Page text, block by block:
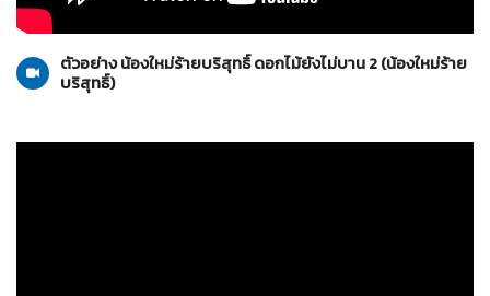
13-11-2553
ตัวอย่าง น้องใหม่ร้ายบริสุทธิ์ ดอกไม้ยังไม่บาน 2 (น้องใหม่ร้าย
บริสุทธิ์)